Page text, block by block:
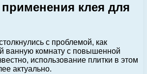
клея для
с проблемой, как
ванную комнату с повышенной
использование плитки в этом
актуально.